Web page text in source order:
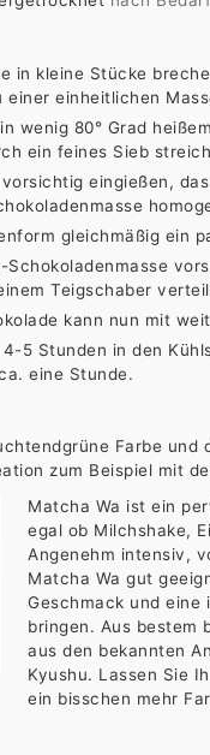
in kleine Stücke
einer einheitlichen
wenig 80° Grad
ein feines Sieb
eingießen,
gleichmäßig ein
Schokoladenmasse
Teigschaber
kann nun mit
4-5 Stunden in den
eine Stunde.
Farbe und
zum Beispiel mit
Matcha Wa ist ein
egal ob Milchshake,
Angenehm intensiv,
Matcha Wa gut
Geschmack und eine
bringen. Aus bestem
aus den bekannten
Kyushu. Lassen Sie
ein bisschen mehr